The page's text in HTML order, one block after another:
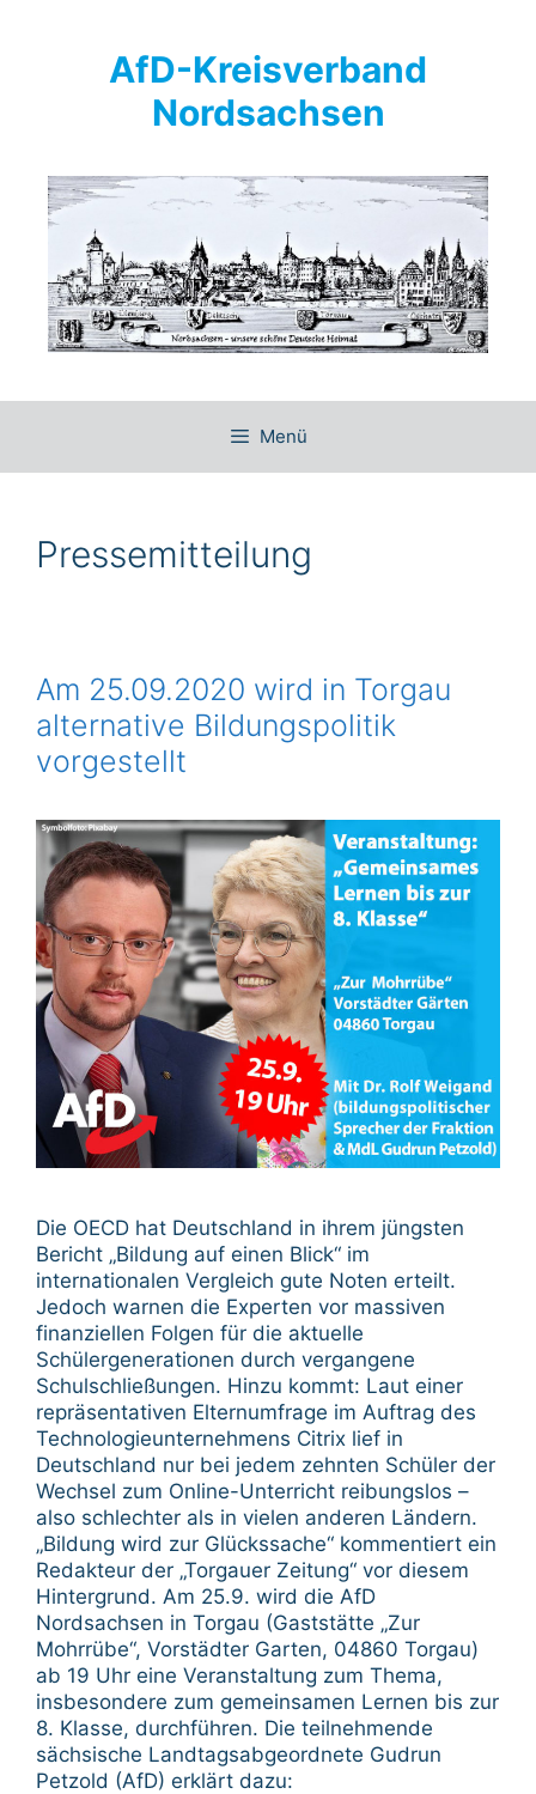
AfD-Kreisverband
Nordsachsen
Menü
Pressemitteilung
Am 25.09.2020 wird in Torgau
alternative Bildungspolitik
vorgestellt
Die OECD hat Deutschland in ihrem jüngsten
Bericht „Bildung auf einen Blick“ im
internationalen Vergleich gute Noten erteilt.
Jedoch warnen die Experten vor massiven
finanziellen Folgen für die aktuelle
Schülergenerationen durch vergangene
Schulschließungen. Hinzu kommt: Laut einer
repräsentativen Elternumfrage im Auftrag des
Technologieunternehmens Citrix lief in
Deutschland nur bei jedem zehnten Schüler der
Wechsel zum Online-Unterricht reibungslos –
also schlechter als in vielen anderen Ländern.
„Bildung wird zur Glückssache“ kommentiert ein
Redakteur der „Torgauer Zeitung“ vor diesem
Hintergrund. Am 25.9. wird die AfD
Nordsachsen in Torgau (Gaststätte „Zur
Mohrrübe“, Vorstädter Garten, 04860 Torgau)
ab 19 Uhr eine Veranstaltung zum Thema,
insbesondere zum gemeinsamen Lernen bis zur
8. Klasse, durchführen. Die teilnehmende
sächsische Landtagsabgeordnete Gudrun
Petzold (AfD) erklärt dazu: